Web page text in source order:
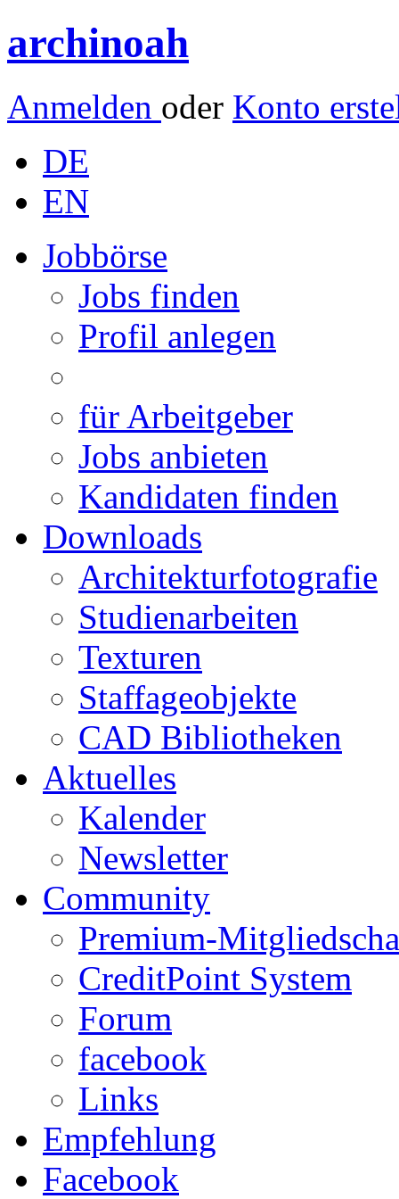
archinoah
Anmelden oder Konto
DE
EN
Jobbörse
Jobs finden
Profil anlegen
für Arbeitgeber
Jobs anbieten
Kandidaten finden
Downloads
Architekturfotografie
Studienarbeiten
Texturen
Staffageobjekte
CAD Bibliotheken
Aktuelles
Kalender
Newsletter
Community
Premium-
CreditPoint System
Forum
facebook
Links
Empfehlung
Facebook